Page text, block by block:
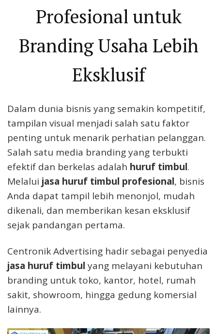
Profesional untuk
Branding Usaha Lebih
Eksklusif
Dalam dunia bisnis yang semakin kompetitif,
tampilan visual menjadi salah satu faktor
penting untuk menarik perhatian pelanggan.
Salah satu media branding yang terbukti
efektif dan berkelas adalah huruf timbul.
Melalui jasa huruf timbul profesional, bisnis
Anda dapat tampil lebih menonjol, mudah
dikenali, dan memberikan kesan eksklusif
sejak pandangan pertama.
Centronik Advertising hadir sebagai penyedia
jasa huruf timbul yang melayani kebutuhan
branding untuk toko, kantor, hotel, rumah
sakit, showroom, hingga gedung komersial
lainnya.